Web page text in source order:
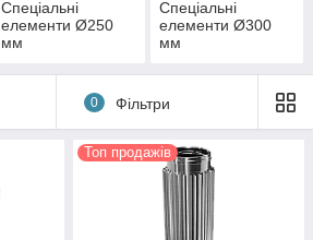
Спеціальні
елементи Ø250
мм
Спеціальні
елементи Ø300
мм
0 Фільтри
Топ продажів